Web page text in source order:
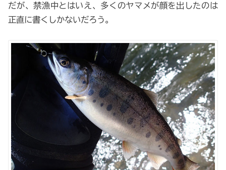
だが、禁漁中とはいえ、多くのヤマメが顔を出したのは
正直に書くしかないだろう。